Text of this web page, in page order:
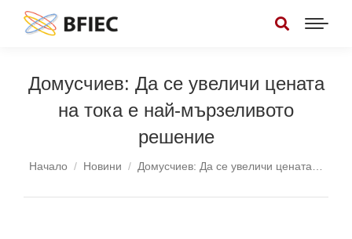
Домусчиев: Да се увеличи цената
на тока е най-мързеливото
решение
You are here:
Начало Новини Домусчиев: Да се увеличи цената…